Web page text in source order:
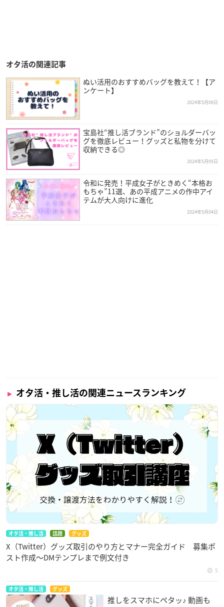
オタ活の関連記事
ぬい活用のおすすめバッグを教えて！【ア
ンケート】
2024年5月06日
宝島社“推し活ブランド”のショルダーバッ
グを徹底レビュー！グッズと私物を分けて
収納できる◎
2024年5月05日
令和に発売！平成女子がときめく“本格お
もちゃ”11選、あの平成アニメの作中アイ
テムが大人向けに進化
2024年5月04日
オタ活・推し活の関連ニュースランキング
オタ活・推し活 話題 グッズ
X（Twitter）グッズ取引のやり方とマナー完全ガイド 募集ポ
スト作成〜DMテンプレまで例文付き
5
オタ活・推し活 グッズ
推しをスマホにペタッ♪ 動画も